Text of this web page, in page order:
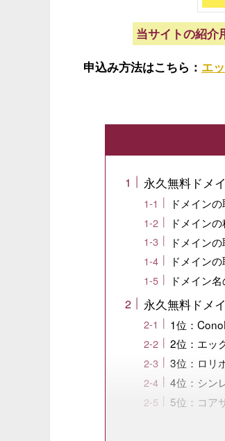
当サイトの紹介
申込み方法はこちら： エ
永久無料ドメ
ドメイン
ドメイン
ドメイン
ドメイン
ドメイン
永久無料ドメ
1位：
2位：エッ
3位：ロリ
4位：シン
5位：コア